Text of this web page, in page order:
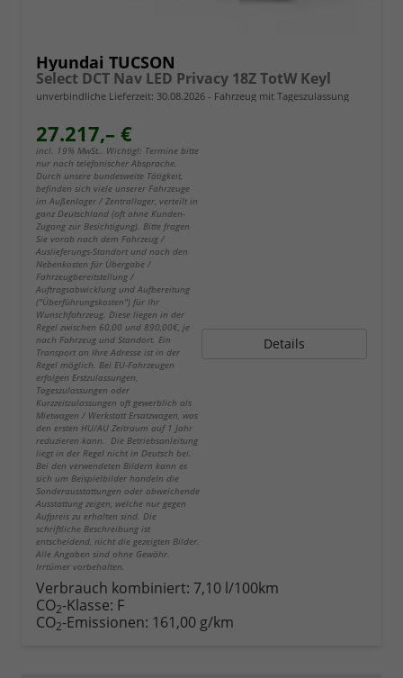
Hyundai TUCSON
Select DCT Nav LED Privacy 18Z TotW Keyl
unverbindliche Lieferzeit: 30.08.2026 Fahrzeug mit Tageszulassung
27.217,– €
incl. 19% MwSt.. Wichtig!: Termine bitte
nur nach telefonischer Absprache.
Durch unsere bundesweite Tätigkeit,
befinden sich viele unserer Fahrzeuge
im Außenlager / Zentrallager, verteilt in
ganz Deutschland (oft ohne Kunden-
Zugang zur Besichtigung). Bitte fragen
Sie vorab nach dem Fahrzeug /
Auslieferungs-Standort und nach den
Nebenkosten für Übergabe /
Fahrzeugbereitstellung /
Auftragsabwicklung und Aufbereitung
("Überführungskosten") für Ihr
Wunschfahrzeug. Diese liegen in der
Regel zwischen 60,00 und 890,00€, je
nach Fahrzeug und Standort. Ein
Transport an Ihre Adresse ist in der
Regel möglich. Bei EU-Fahrzeugen
erfolgen Erstzulassungen,
Tageszulassungen oder
Kurzzeitzulassungen oft gewerblich als
Mietwagen / Werkstatt Ersatzwagen, was
den ersten HU/AU Zeitraum auf 1 Jahr
reduzieren kann. Die Betriebsanleitung
liegt in der Regel nicht in Deutsch bei.
Bei den verwendeten Bildern kann es
sich um Beispielbilder handeln die
Sonderausstattungen oder abweichende
Ausstattung zeigen, welche nur gegen
Aufpreis zu erhalten sind. Die
schriftliche Beschreibung ist
entscheidend, nicht die gezeigten Bilder.
Alle Angaben sind ohne Gewähr.
Irrtümer vorbehalten.
Details
Verbrauch kombiniert: 7,10 l/100km
CO2-Klasse: F
CO2-Emissionen: 161,00 g/km